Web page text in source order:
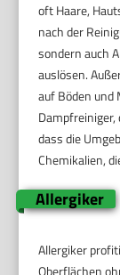
oft Haare,
nach der
sondern auch
auslösen.
auf Böden und
dass die
Chemikalien,
Allergiker
Allergiker
Oberflächen